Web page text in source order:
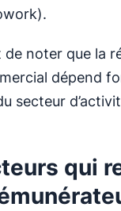
noter que la
dépend
secteur
qui